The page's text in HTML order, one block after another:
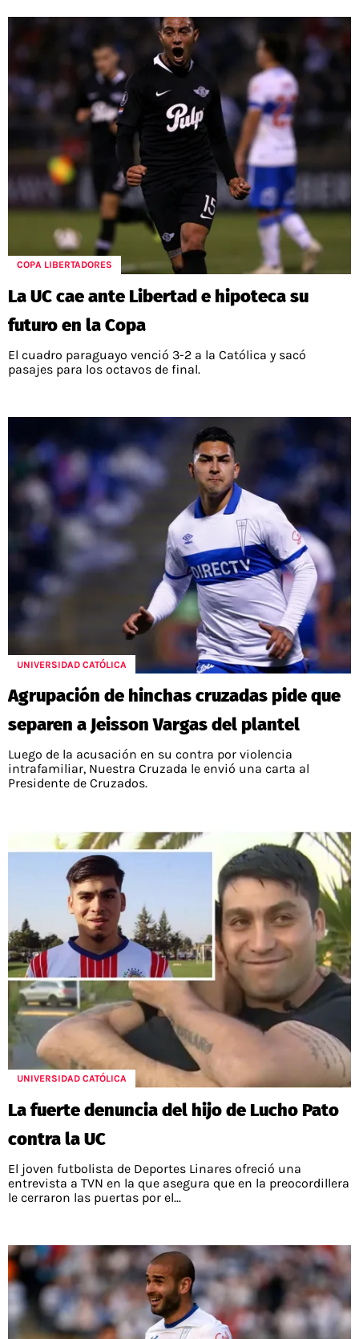
COPA LIBERTADORES
La UC cae ante Libertad e hipoteca su
futuro en la Copa
El cuadro paraguayo venció 3-2 a la Católica y sacó
pasajes para los octavos de final.
UNIVERSIDAD CATÓLICA
Agrupación de hinchas cruzadas pide que
separen a Jeisson Vargas del plantel
Luego de la acusación en su contra por violencia
intrafamiliar, Nuestra Cruzada le envió una carta al
Presidente de Cruzados.
UNIVERSIDAD CATÓLICA
La fuerte denuncia del hijo de Lucho Pato
contra la UC
El joven futbolista de Deportes Linares ofreció una
entrevista a TVN en la que asegura que en la preocordillera
le cerraron las puertas por el...